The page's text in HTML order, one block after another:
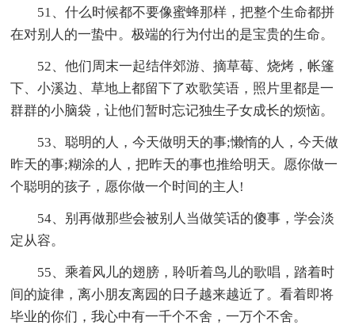
51、什么时候都不要像蜜蜂那样，把整个生命都拼
在对别人的一蛰中。极端的行为付出的是宝贵的生命。
52、他们周末一起结伴郊游、摘草莓、烧烤，帐篷
下、小溪边、草地上都留下了欢歌笑语，照片里都是一
群群的小脑袋，让他们暂时忘记独生子女成长的烦恼。
53、聪明的人，今天做明天的事;懒惰的人，今天做
昨天的事;糊涂的人，把昨天的事也推给明天。愿你做一
个聪明的孩子，愿你做一个时间的主人!
54、别再做那些会被别人当做笑话的傻事，学会淡
定从容。
55、乘着风儿的翅膀，聆听着鸟儿的歌唱，踏着时
间的旋律，离小朋友离园的日子越来越近了。看着即将
毕业的你们，我心中有一千个不舍，一万个不舍。